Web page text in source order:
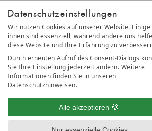
Datenschutzeinstellungen
Wir nutzen Cookies auf unserer Website. Einige
ihnen sind essenziell, während andere uns
diese Website und Ihre Erfahrung zu
Durch erneuten Aufruf des Consent-Dialogs
Sie Ihre Einstellung jederzeit ändern. Weitere
Informationen finden Sie in unseren
Datenschutzhinweisen.
Alle akzeptieren
AMONTI
Klausbergstr. 55
39030
Südtirol - Italien
T+39 0474 651 010